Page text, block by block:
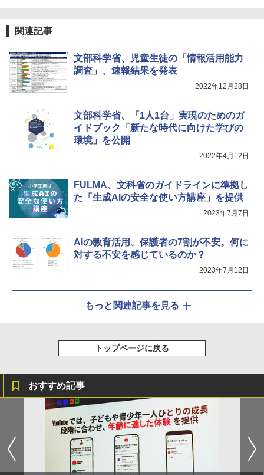
関連記事
文部科学省、児童生徒の「情報活用能力
調査」、速報結果を発表
2022年12月28日
文部科学省、「1人1台」実現のためのガ
イドブック「新たな時代に向けた学びの
環境」を公開
2022年4月12日
FULMA、文科省のガイドラインに準拠し
た「生成AIの安全な使い方講座」を提供
2023年7月7日
AIの教育活用、保護者の7割が不安。何に
対する不安を感じているのか？
2023年7月12日
もっと関連記事を見る
トップページに戻る
おすすめ記事